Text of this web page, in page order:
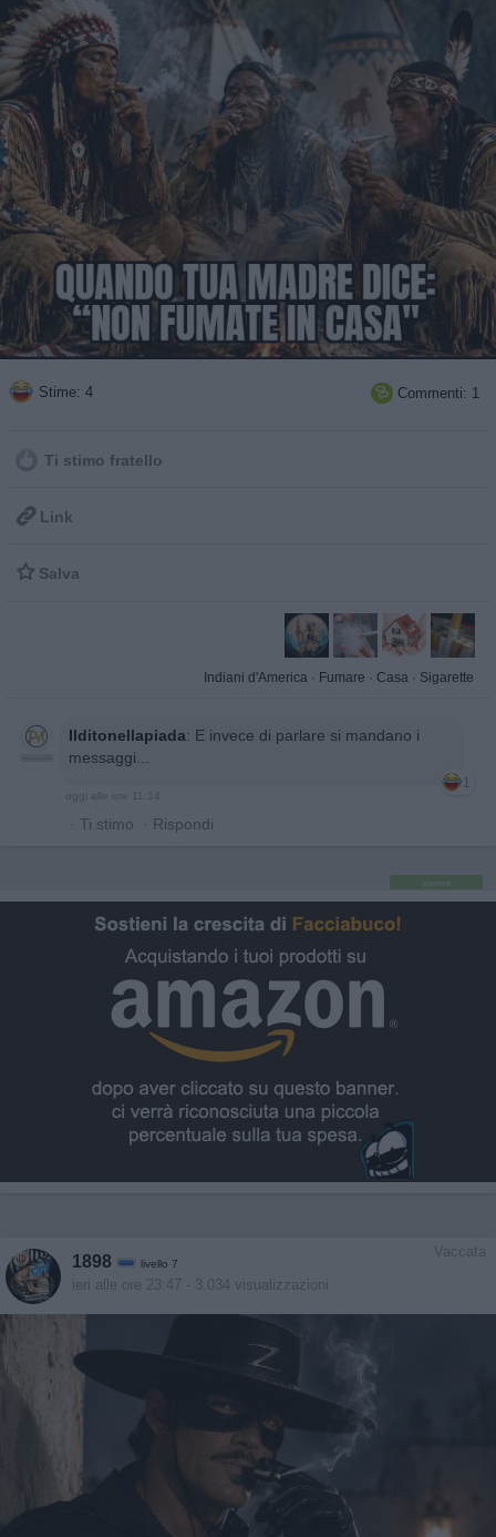
Stime: 4  Commenti: 1
Ti stimo fratello
 Link
 Salva
Indiani d'America · Fumare · Casa · Sigarette
Ilditonellapiada: E invece di parlare si mandano i
messaggi...
1
· Ti stimo · Rispondi
Vaccata
1898 livello 7
ieri alle ore 23:47 - 3.034 visualizzazioni